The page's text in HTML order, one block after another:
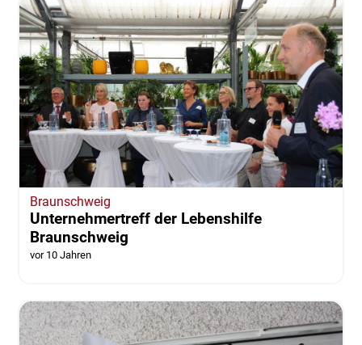
Braunschweig
Unternehmertreff der Lebenshilfe
Braunschweig
vor 10 Jahren